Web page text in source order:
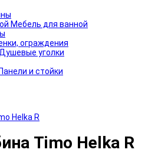
Мебель для ванной
ограждения
Душевые уголки
Панели и стойки
Helka R
Timo Helka R